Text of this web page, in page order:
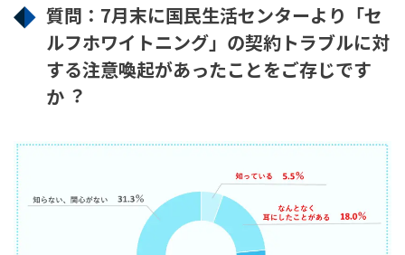
質問：7⽉末に国⺠⽣活センターより「セ
ルフホワイトニング」の契約トラブルに対
する注意喚起があったことをご存じです
か︖